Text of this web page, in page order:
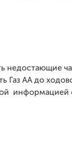
недостающие
Газ АА до